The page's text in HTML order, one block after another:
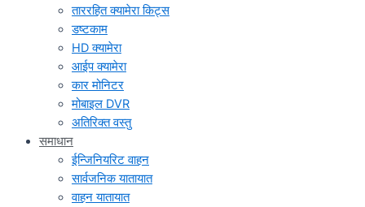
ताररहित क्यामेरा किट्स
डष्टकाम
HD क्यामेरा
आईप क्यामेरा
कार मोनिटर
मोबाइल DVR
अतिरिक्त वस्तु
समाधान
ईन्जिनियरिट वाहन
सार्वजनिक यातायात
वाहन यातायात